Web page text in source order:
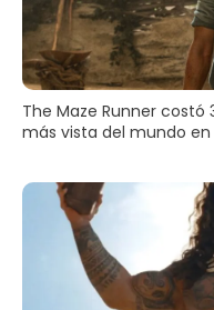
The Maze Runner costó
más vista del mundo